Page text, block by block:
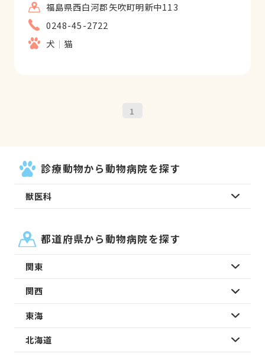
福島県西白河郡矢吹町明新中113
0248-45-2722
犬
猫
1
診療動物から動物病院を探す
獣医科
都道府県から動物病院を探す
関東
関西
東海
北海道